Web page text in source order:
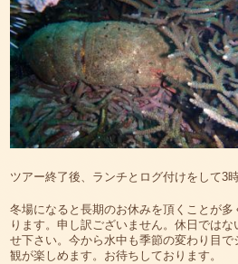
ツアー終了後、ランチとログ付けをして3
冬場になると長期のお休みを頂くことが
ります。申し訳ございません。休日では
せ下さい。今から水中も季節の変わり目
観が楽しめます。お待ちしております。